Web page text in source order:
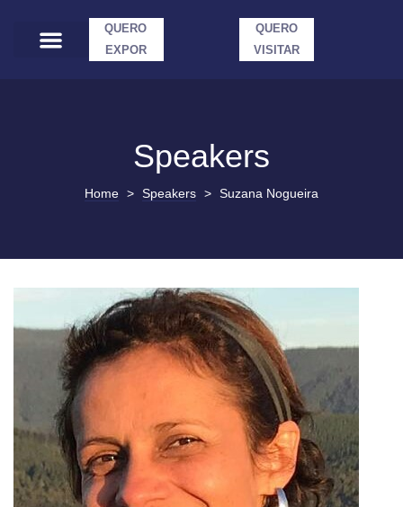
QUERO
EXPOR
QUERO
VISITAR
Speakers
Home > Speakers > Suzana Nogueira